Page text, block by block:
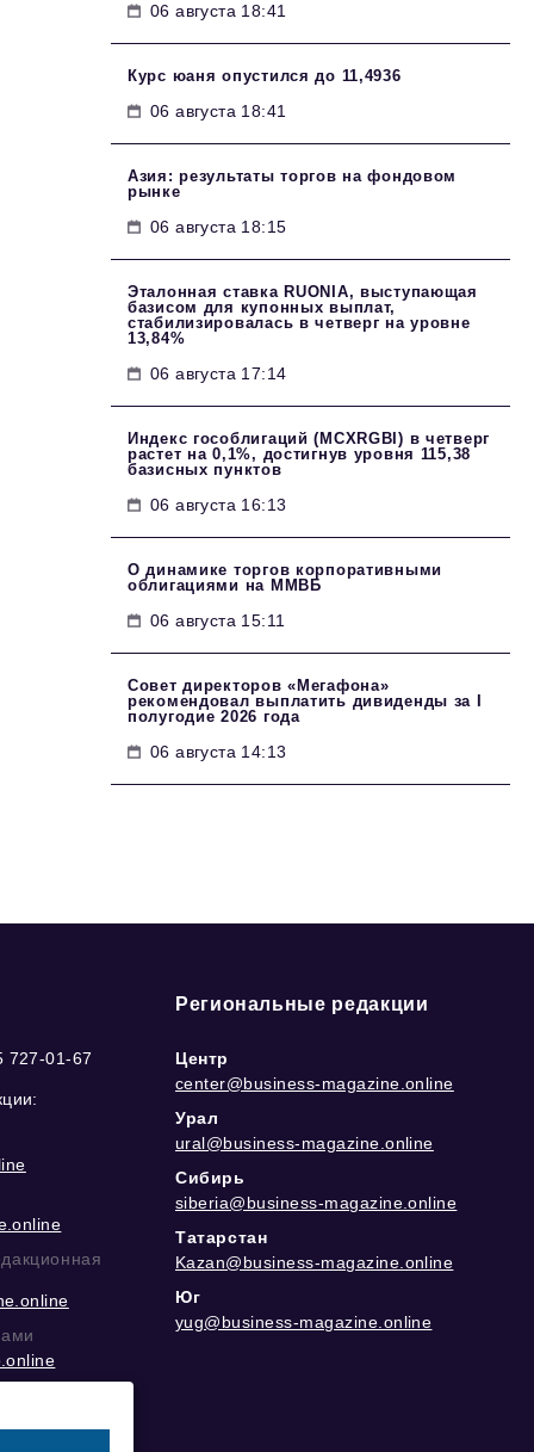
06 августа 18:41
Курс юаня опустился до 11,4936
06 августа 18:41
Азия: результаты торгов на фондовом
рынке
06 августа 18:15
Эталонная ставка RUONIA, выступающая
базисом для купонных выплат,
стабилизировалась в четверг на уровне
13,84%
06 августа 17:14
Индекс гособлигаций (MCXRGBI) в четверг
растет на 0,1%, достигнув уровня 115,38
базисных пунктов
06 августа 16:13
О динамике торгов корпоративными
облигациями на ММВБ
06 августа 15:11
Совет директоров «Мегафона»
рекомендовал выплатить дивиденды за I
полугодие 2026 года
06 августа 14:13
727-01-67
Региональные редакции
Центр
center@business-magazine.online
Урал
ural@business-magazine.online
Сибирь
siberia@business-magazine.online
Татарстан
Kazan@business-magazine.online
Юг
yug@business-magazine.online